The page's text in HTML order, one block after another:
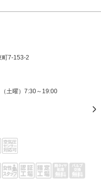
町7-153-2
土曜）7:30～19:00